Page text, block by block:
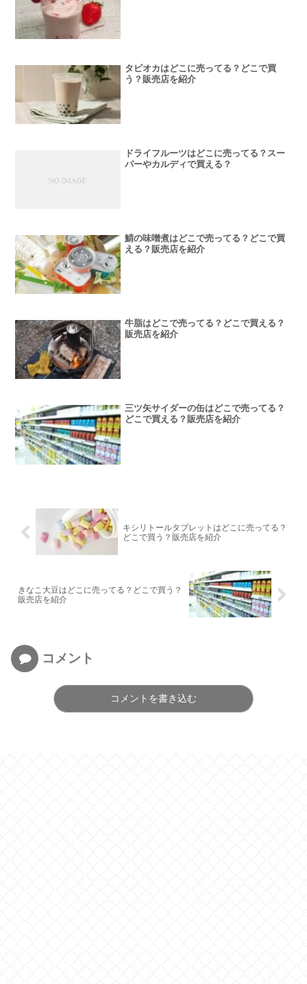
タピオカはどこに売ってる？どこで買
う？販売店を紹介
ドライフルーツはどこに売ってる？スー
パーやカルディで買える？
鯖の味噌煮はどこで売ってる？どこで買
える？販売店を紹介
牛脂はどこで売ってる？どこで買える？
販売店を紹介
三ツ矢サイダーの缶はどこで売ってる？
どこで買える？販売店を紹介
キシリトールタブレットはどこに売ってる？
どこで買う？販売店を紹介
きなこ大豆はどこに売ってる？どこで買う？
販売店を紹介
コメント
コメントを書き込む